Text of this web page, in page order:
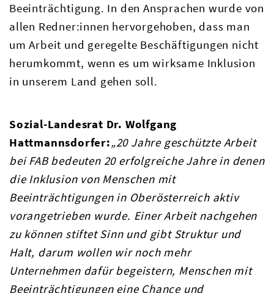
Beeinträchtigung. In den Ansprachen wurde von
allen Redner:innen hervorgehoben, dass man
um Arbeit und geregelte Beschäftigungen nicht
herumkommt, wenn es um wirksame Inklusion
in unserem Land gehen soll.
Sozial-Landesrat Dr. Wolfgang
Hattmannsdorfer:„20 Jahre geschützte Arbeit
bei FAB bedeuten 20 erfolgreiche Jahre in denen
die Inklusion von Menschen mit
Beeinträchtigungen in Oberösterreich aktiv
vorangetrieben wurde. Einer Arbeit nachgehen
zu können stiftet Sinn und gibt Struktur und
Halt, darum wollen wir noch mehr
Unternehmen dafür begeistern, Menschen mit
Beeinträchtigungen eine Chance und